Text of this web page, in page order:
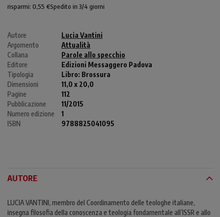
risparmi: 0,55 €Spedito in 3/4 giorni
Autore
Lucia Vantini
Argomento
Attualità
Collana
Parole allo specchio
Editore
Edizioni Messaggero Padova
Tipologia
Libro: Brossura
Dimensioni
11,0 x 20,0
Pagine
112
Pubblicazione
11/2015
Numero edizione
1
ISBN
9788825041095
AUTORE
LUCIA VANTINI, membro del Coordinamento delle teologhe italiane,
insegna filosofia della conoscenza e teologia fondamentale all’ISSR e allo